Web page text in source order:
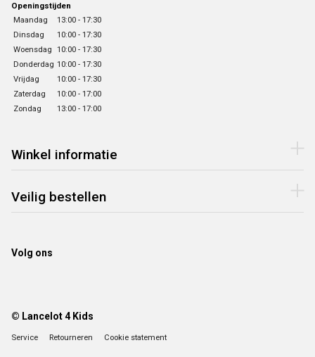
Openingstijden
Maandag
13:00 - 17:30
Dinsdag
10:00 - 17:30
Woensdag 10:00 - 17:30
Donderdag 10:00 - 17:30
Vrijdag
10:00 - 17:30
Zaterdag
10:00 - 17:00
Zondag
13:00 - 17:00
Winkel informatie
Veilig bestellen
Volg ons
© Lancelot 4 Kids
Service Retourneren Cookie statement